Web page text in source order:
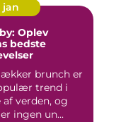
jan
Oplev
bedste
brunch er
trend i
verden, og
ingen un...